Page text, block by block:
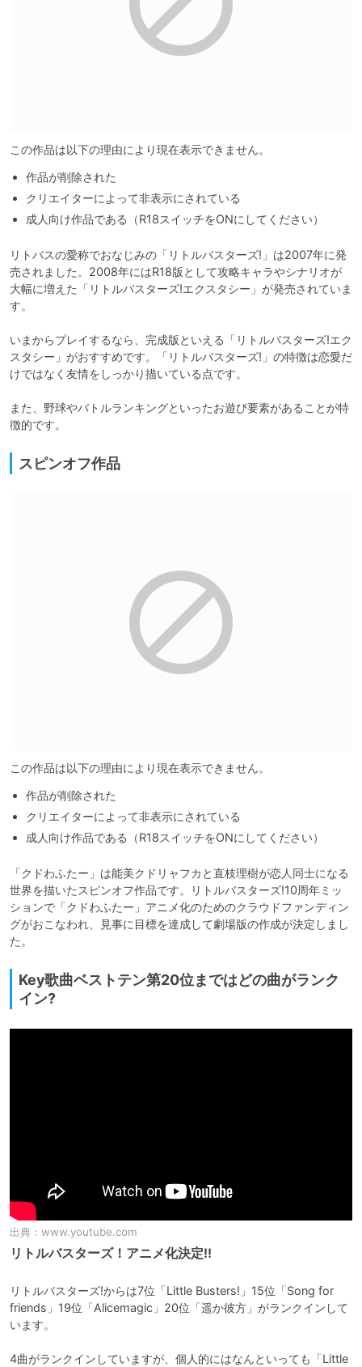
この作品は以下の理由により現在表示できません。
作品が削除された
クリエイターによって非表示にされている
成人向け作品である（R18スイッチをONにしてください）
リトバスの愛称でおなじみの「リトルバスターズ!」は2007年に発
売されました。2008年にはR18版として攻略キャラやシナリオが
大幅に増えた「リトルバスターズ!エクスタシー」が発売されていま
す。
いまからプレイするなら、完成版といえる「リトルバスターズ!エク
スタシー」がおすすめです。「リトルバスターズ!」の特徴は恋愛だ
けではなく友情をしっかり描いている点です。
また、野球やバトルランキングといったお遊び要素があることが特
徴的です。
スピンオフ作品
この作品は以下の理由により現在表示できません。
作品が削除された
クリエイターによって非表示にされている
成人向け作品である（R18スイッチをONにしてください）
「クドわふたー」は能美クドリャフカと直枝理樹が恋人同士になる
世界を描いたスピンオフ作品です。リトルバスターズ!10周年ミッ
ションで「クドわふたー」アニメ化のためのクラウドファンディン
グがおこなわれ、見事に目標を達成して劇場版の作成が決定しまし
た。
Key歌曲ベストテン第20位まではどの曲がランク
イン?
出典： www.youtube.com
リトルバスターズ！アニメ化決定!!
リトルバスターズ!からは7位「Little Busters!」15位「Song for
friends」19位「Alicemagic」20位「遥か彼方」がランクインして
います。
4曲がランクインしていますが、個人的にはなんといっても「Little